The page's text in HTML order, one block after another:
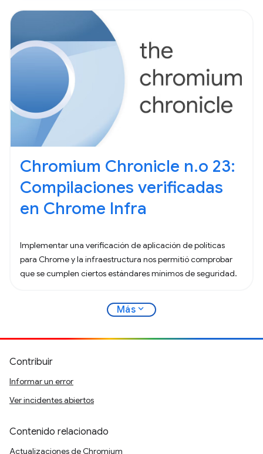
Chromium Chronicle n.o 23:
Compilaciones verificadas
en Chrome Infra
Implementar una verificación de aplicación de políticas
para Chrome y la infraestructura nos permitió comprobar
que se cumplen ciertos estándares mínimos de seguridad.
Más expand_more
Contribuir
Informar un error
Ver incidentes abiertos
Contenido relacionado
Actualizaciones de Chromium